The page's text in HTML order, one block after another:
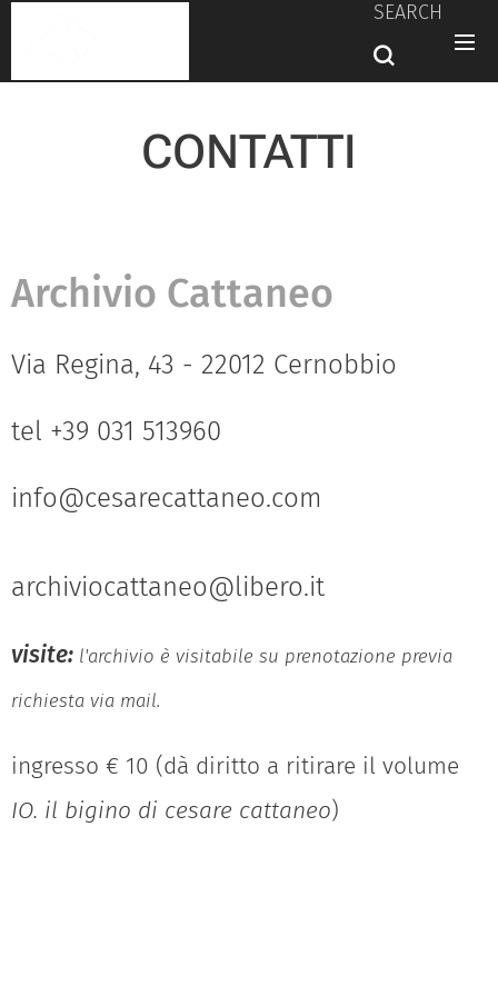
SEARCH
CONTATTI
Archivio Cattaneo
Via Regina, 43 - 22012 Cernobbio
tel +39 031 513960
info@cesarecattaneo.com
archiviocattaneo@libero.it
visite: l'archivio è visitabile su prenotazione previa
richiesta via mail.
ingresso € 10 (dà diritto a ritirare il volume
IO. il bigino di cesare cattaneo)